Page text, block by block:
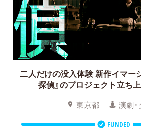
二人だけの没入体験 新作イマー
探偵』のプロジェクト立ち
東京都 演劇
FUNDED